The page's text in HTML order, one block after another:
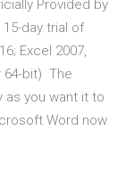
Provided by
day trial of
Excel 2007,
64-bit) The
as you want it to
Word now